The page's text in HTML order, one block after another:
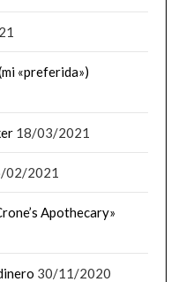
«preferida»)
18/03/2021
02/2021
Apothecary»
30/11/2020